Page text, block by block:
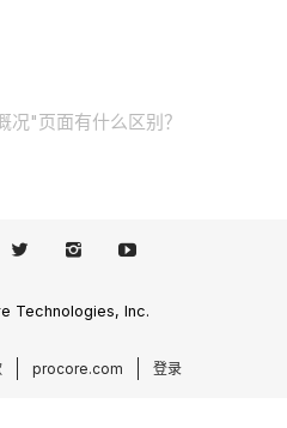
况"页面有什么区别？
Technologies, Inc.
procore.com 登录